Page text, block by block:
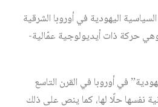
السياسية اليهودية في أوروبا الشرقية
حركة ذات أيديولوجية عمّالية-
في أوروبا في القرن التاسع
نفسها حلًا لها، كما ينص على ذلك